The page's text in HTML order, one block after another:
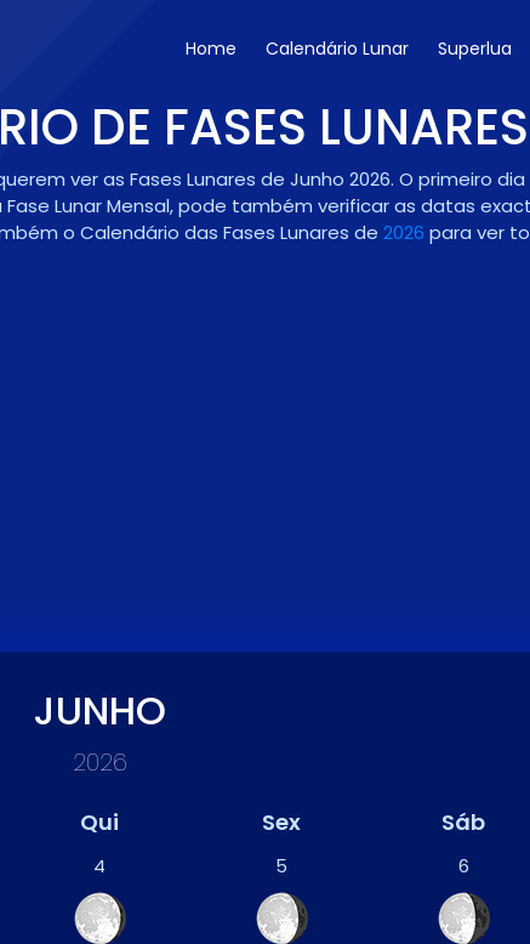
Home Calendário Lunar Superlua
DE FASES LUNARES
ver as Fases Lunares de Junho 2026. O primeiro
Lunar Mensal, pode também verificar as datas
o Calendário das Fases Lunares de 2026 para ver
JUNHO
2026
Qui Sex Sáb
4 5 6